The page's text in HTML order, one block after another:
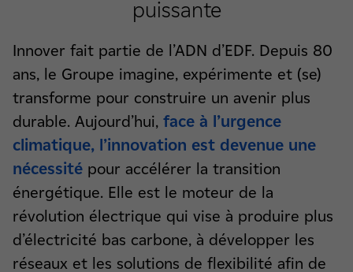
puissante
Innover fait partie de l’ADN d’EDF. Depuis 80
ans, le Groupe imagine, expérimente et (se)
transforme pour construire un avenir plus
durable. Aujourd’hui, face à l’urgence
climatique, l’innovation est devenue une
nécessité pour accélérer la transition
énergétique. Elle est le moteur de la
révolution électrique qui vise à produire plus
d’électricité bas carbone, à développer les
réseaux et les solutions de flexibilité afin de